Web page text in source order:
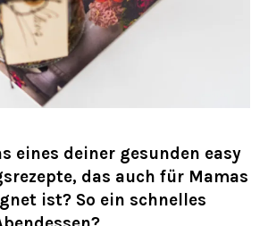
eines deiner gesunden easy
das auch für Mamas
ist? So ein schnelles